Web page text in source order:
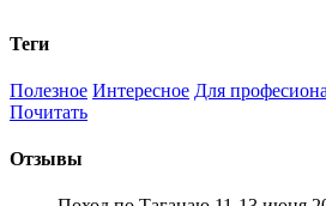
Теги
Полезное Интересное Для
Почитать
Отзывы